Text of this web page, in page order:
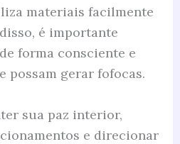
materiais facilmente
é importante
forma consciente e
possam gerar fofocas.
sua paz interior,
e direcionar